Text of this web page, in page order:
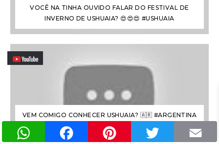
VOCÊ NA TINHA OUVIDO FALAR DO FESTIVAL DE
INVERNO DE USHUAIA? 😍😍😍 #USHUAIA
VEM COMIGO CONHECER USHUAIA? 🇦🇷 #ARGENTINA
#FIMDOMUNDO
WhatsApp Facebook